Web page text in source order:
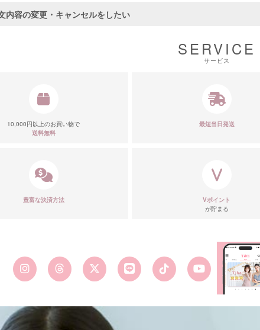
■カラーバ
内容の変更・キャンセルをしたい
SERVICE
サービス
10,000円以上のお買い物で
送料無料
最短当日発送
豊富な決済方法
Vポイント
が貯まる